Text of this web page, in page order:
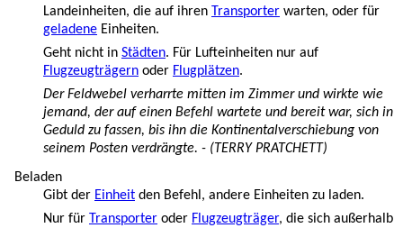
Landeinheiten, die auf ihren Transporter warten, oder für
geladene Einheiten.
Geht nicht in Städten. Für Lufteinheiten nur auf
Flugzeugträgern oder Flugplätzen.
Der Feldwebel verharrte mitten im Zimmer und wirkte wie
jemand, der auf einen Befehl wartete und bereit war, sich in
Geduld zu fassen, bis ihn die Kontinentalverschiebung von
seinem Posten verdrängte. - (TERRY PRATCHETT)
Beladen
Gibt der Einheit den Befehl, andere Einheiten zu laden.
Nur für Transporter oder Flugzeugträger, die sich außerhalb